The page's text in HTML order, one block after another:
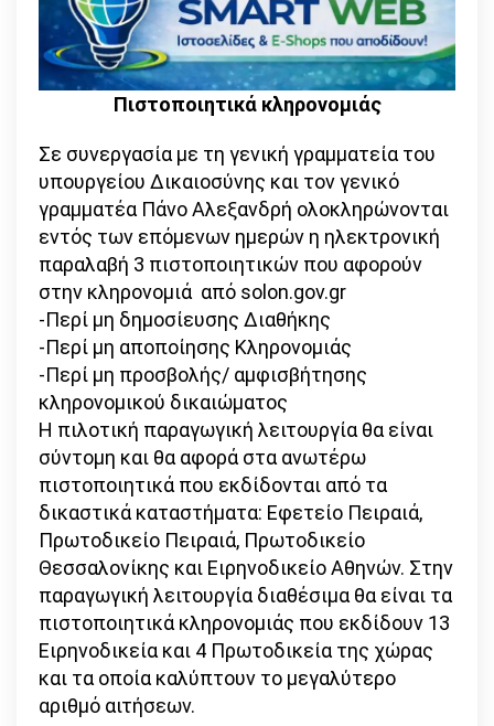
Πιστοποιητικά κληρονομιάς
Σε συνεργασία με τη γενική γραμματεία του
υπουργείου Δικαιοσύνης και τον γενικό
γραμματέα Πάνο Αλεξανδρή ολοκληρώνονται
εντός των επόμενων ημερών η ηλεκτρονική
παραλαβή 3 πιστοποιητικών που αφορούν
στην κληρονομιά από solon.gov.gr
-Περί μη δημοσίευσης Διαθήκης
-Περί μη αποποίησης Κληρονομιάς
-Περί μη προσβολής/ αμφισβήτησης
κληρονομικού δικαιώματος
Η πιλοτική παραγωγική λειτουργία θα είναι
σύντομη και θα αφορά στα ανωτέρω
πιστοποιητικά που εκδίδονται από τα
δικαστικά καταστήματα: Εφετείο Πειραιά,
Πρωτοδικείο Πειραιά, Πρωτοδικείο
Θεσσαλονίκης και Ειρηνοδικείο Αθηνών. Στην
παραγωγική λειτουργία διαθέσιμα θα είναι τα
πιστοποιητικά κληρονομιάς που εκδίδουν 13
Ειρηνοδικεία και 4 Πρωτοδικεία της χώρας
και τα οποία καλύπτουν το μεγαλύτερο
αριθμό αιτήσεων.